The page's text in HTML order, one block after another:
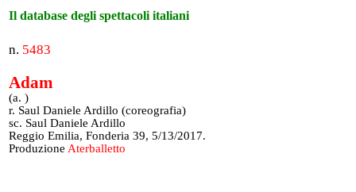
Il database degli spettacoli italiani
n. 5483
Adam
(a. )
r. Saul Daniele Ardillo (coreografia)
sc. Saul Daniele Ardillo
Reggio Emilia, Fonderia 39, 5/13/2017.
Produzione Aterballetto